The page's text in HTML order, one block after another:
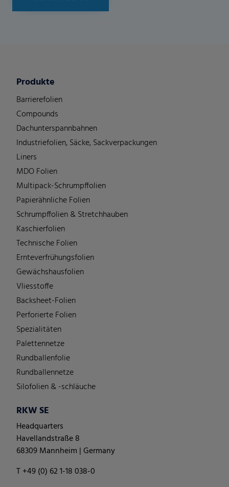
Produkte
Barrierefolien
Compounds
Dachunterspannbahnen
Industriefolien, Säcke, Sackverpackungen
Liners
MDO Folien
Multipack-Schrumpffolien
Papierähnliche Folien
Schrumpffolien & Stretchhauben
Kaschierfolien
Technische Folien
Ernteverfrühungsfolien
Gewächshausfolien
Vliesstoffe
Backsheet-Folien
Perforierte Folien
Spezialitäten
Palettennetze
Rundballenfolie
Rundballennetze
Silofolien & -schläuche
RKW SE
Headquarters
Havellandstraße 8
68309 Mannheim | Germany
T +49 (0) 62 1-18 038-0